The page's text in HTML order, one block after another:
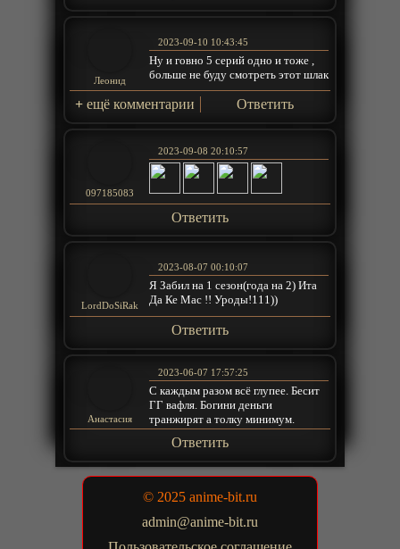
Леонид
2023-09-10 10:43:45
Ну и говно 5 серий одно и тоже ,
больше не буду смотреть этот шлак
+ ещё комментарии Ответить
097185083
2023-09-08 20:10:57
Ответить
LordDoSiRak
2023-08-07 00:10:07
Я Забил на 1 сезон(года на 2) Ита
Да Ке Мас !! Уроды!111))
Ответить
Анастасия
2023-06-07 17:57:25
С каждым разом всё глупее. Бесит
ГГ вафля. Богини деньги
транжирят а толку минимум.
Ответить
© 2025 anime-bit.ru
admin@anime-bit.ru